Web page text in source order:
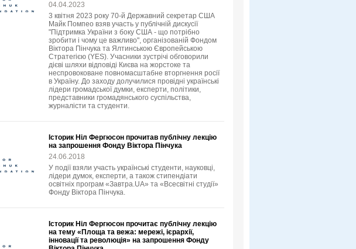
04.04.2023
3 квітня 2023 року 70-й Державний секретар США
Майк Помпео взяв участь у публічній дискусії
"Підтримка України з боку США - що потрібно
зробити і чому це важливо", організованій Фондом
Віктора Пінчука та Ялтинською Європейською
Стратегією (YES). Учасники зустрічі обговорили
дієві шляхи відповіді Києва на жорстоке та
неспровоковане повномасштабне вторгнення росії
в Україну. До заходу долучилися провідні українські
лідери громадської думки, експерти, політики,
представники громадянського суспільства,
журналісти та студенти.
Історик Ніл Фергюсон прочитав публічну лекцію
на запрошення Фонду Віктора Пінчука
24.06.2018
У події взяли участь українські студенти, науковці,
лідери думок, експерти, а також стипендіати
освітніх програм «Завтра.UA» та «Всесвітні студії»
Фонду Віктора Пінчука.
Історик Ніл Фергюсон прочитає публічну лекцію
на тему «Площа та вежа: мережі, ієрархії,
інновації та революція» на запрошення Фонду